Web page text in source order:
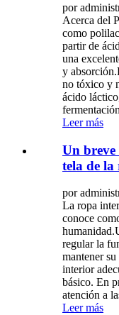
por
Acerca del
como
partir de
una
y
no tóxico y
ácido
Leer más
Un breve
tela de
por
La ropa
conoce
regular la
mantener
interior
básico. En
atención a
Leer más